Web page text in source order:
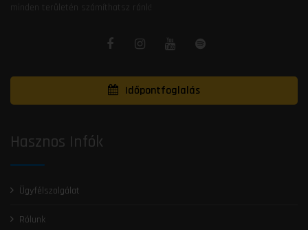
minden területén számíthatsz ránk!
Időpontfoglalás
Hasznos Infók
Ügyfélszolgálat
Rólunk